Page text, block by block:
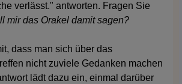
verlässt." antworten. Fragen Sie
mir das Orakel damit sagen?
dass man sich über das
nicht zuviele Gedanken machen
lädt dazu ein, einmal darüber